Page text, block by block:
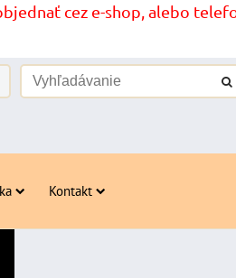
cez e-shop, alebo
Kontakt